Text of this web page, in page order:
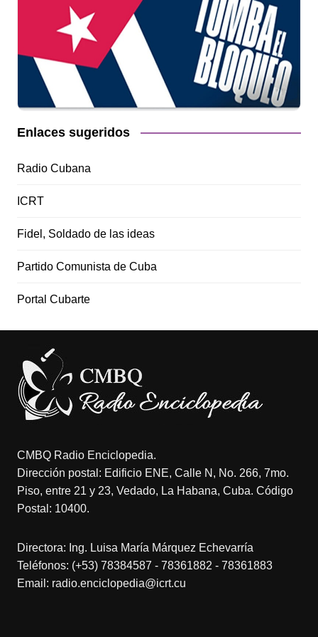
Enlaces sugeridos
Radio Cubana
ICRT
Fidel, Soldado de las ideas
Partido Comunista de Cuba
Portal Cubarte
CMBQ Radio Enciclopedia.
Dirección postal: Edificio ENE, Calle N, No. 266, 7mo.
Piso, entre 21 y 23, Vedado, La Habana, Cuba. Código
Postal: 10400.
Directora: Ing. Luisa María Márquez Echevarría
Teléfonos: (+53) 78384587 - 78361882 - 78361883
Email: radio.enciclopedia@icrt.cu